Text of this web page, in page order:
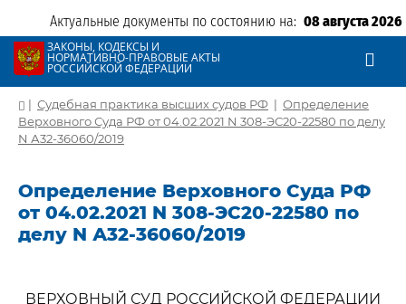
Актуальные документы по состоянию на: 08 августа 2026
ЗАКОНЫ, КОДЕКСЫ И
НОРМАТИВНО-ПРАВОВЫЕ АКТЫ
РОССИЙСКОЙ ФЕДЕРАЦИИ
| Судебная практика высших судов РФ | Определение
Верховного Суда РФ от 04.02.2021 N 308-ЭС20-22580 по делу
N А32-36060/2019
Определение Верховного Суда РФ
от 04.02.2021 N 308-ЭС20-22580 по
делу N А32-36060/2019
ВЕРХОВНЫЙ СУД РОССИЙСКОЙ ФЕДЕРАЦИИ